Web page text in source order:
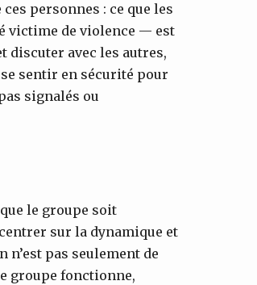
personnes : ce que les
victime de violence — est
discuter avec les autres,
sentir en sécurité pour
signalés ou
le groupe soit
sur la dynamique et
pas seulement de
groupe fonctionne,